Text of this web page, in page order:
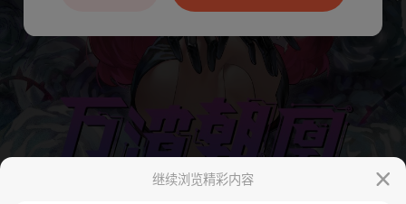
继续浏览精彩内容